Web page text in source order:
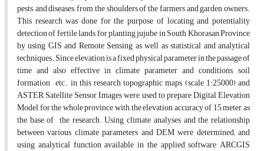
pests, and diseases, from the shoulders of the farmers and garden owners.
This research was done for the purpose of locating and potentiality
detection of fertile lands for planting jujube in South Khorasan Province
by using GIS and Remote Sensing as well as statistical and analytical
techniques. Since elevation is a fixed physical parameter in the passage of
time and also effective in climate parameter and conditions, soil
formation , etc., in this research topographic maps (scale 1:25000) and
ASTER Satellite Sensor Images were used to prepare Digital Elevation
Model for the whole province with the elevation accuracy of 15 meter as
the base of the research. Using climate analyses and the relationship
between various climate parameters and DEM were determined; and
using analytical function available in the applied software ARCGIS